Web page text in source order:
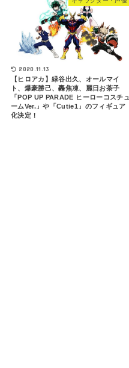
2020.11.13
【ヒロアカ】緑谷出久、オールマイ
ト、爆豪勝己、轟焦凍、麗日お茶子
「POP UP PARADE ヒーローコスチュ
ームVer.」や「Cutie1」のフィギュア
化決定！